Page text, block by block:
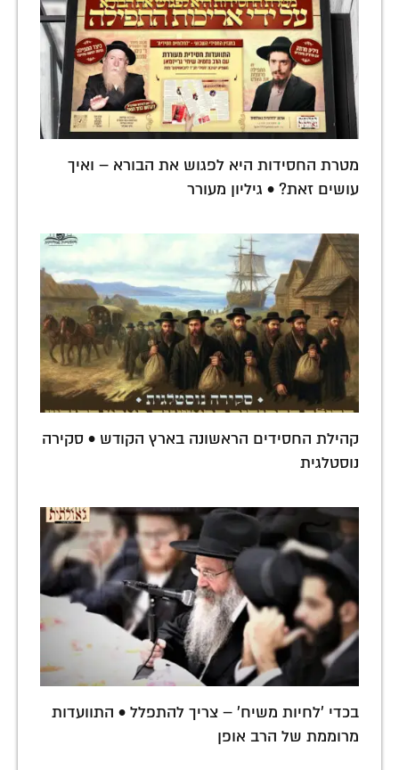
מטרת החסידות היא לפגוש את הבורא – ואיך
עושים זאת? • גיליון מעורר
קהילת החסידים הראשונה בארץ הקודש • סקירה
נוסטלגית
בכדי 'לחיות משיח' – צריך להתפלל • התוועדות
מרוממת של הרב אופן